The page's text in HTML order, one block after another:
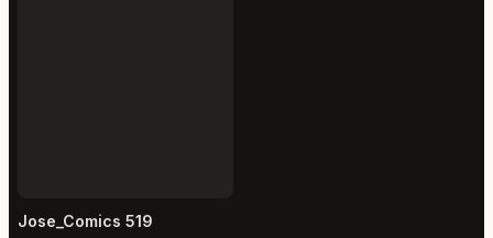
Jose_Comics 519